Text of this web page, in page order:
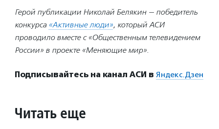
Герой публикации Николай Белякин — победитель
конкурса «Активные люди», который АСИ
проводило вместе с «Общественным телевидением
России» в проекте «Меняющие мир».
Подписывайтесь на канал АСИ в Яндекс.Дзен
Читать еще